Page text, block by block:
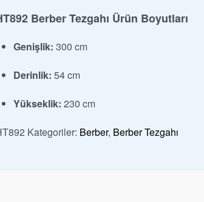
Berber Tezgahı Ürün Boyutları
Genişlik: 300 cm
Derinlik: 54 cm
Yükseklik: 230 cm
Kategoriler: Berber, Berber Tezgahı